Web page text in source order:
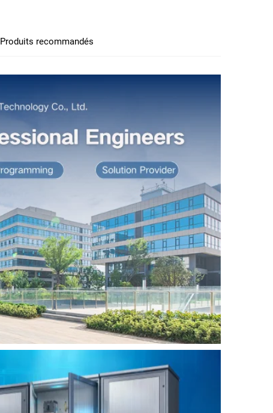
Produits recommandés